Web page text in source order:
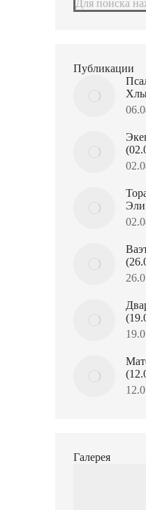
Публикации
Эли
Галерея